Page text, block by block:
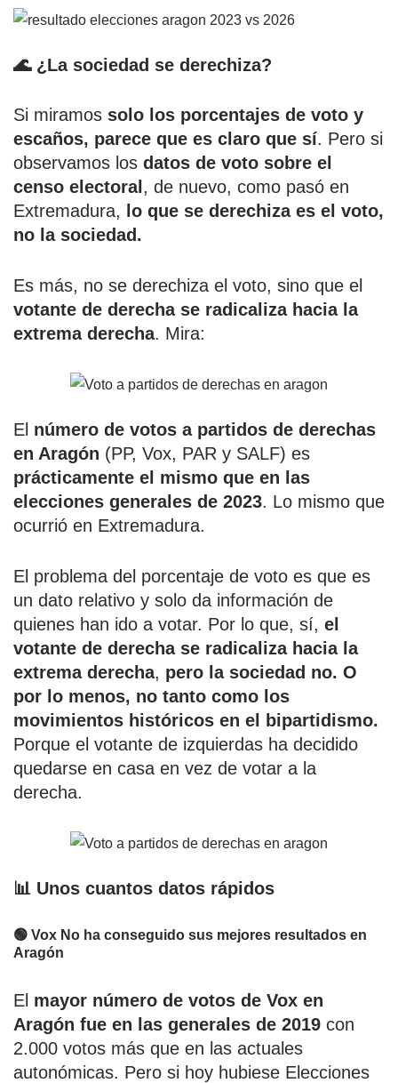
🌊 ¿La sociedad se derechiza?
Si miramos solo los porcentajes de voto y
escaños, parece que es claro que sí. Pero si
observamos los datos de voto sobre el
censo electoral , de nuevo, como pasó en
Extremadura,
lo que se derechiza es el voto,
no la sociedad.
Es más, no se derechiza el voto, sino que el
votante de derecha se radicaliza hacia la
extrema derecha. Mira:
El número de votos a partidos de derechas
en Aragón (PP, Vox, PAR y SALF) es
prácticamente el mismo que en las
elecciones generales de 2023. Lo mismo que
ocurrió en Extremadura.
El problema del porcentaje de voto es que es
un dato relativo y solo da información de
quienes han ido a votar. Por lo que, sí, el
votante de derecha se radicaliza hacia la
extrema derecha, pero la sociedad no. O
por lo menos, no tanto como los
movimientos históricos en el bipartidismo.
Porque el votante de izquierdas ha decidido
quedarse en casa en vez de votar a la
derecha.
📊 Unos cuantos datos rápidos
🟢 Vox No ha conseguido sus mejores resultados en
Aragón
El mayor número de votos de Vox en
Aragón fue en las generales de 2019 con
2.000 votos más que en las actuales
autonómicas. Pero si hoy hubiese Elecciones